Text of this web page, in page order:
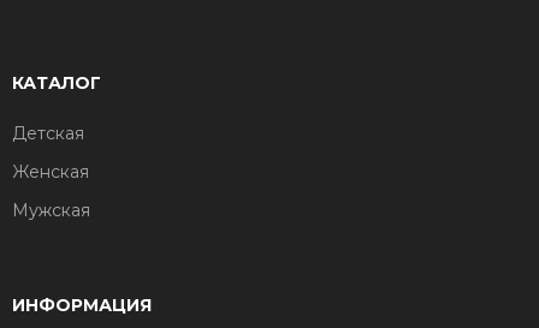
КАТАЛОГ
Детская
Женская
Мужская
ИНФОРМАЦИЯ